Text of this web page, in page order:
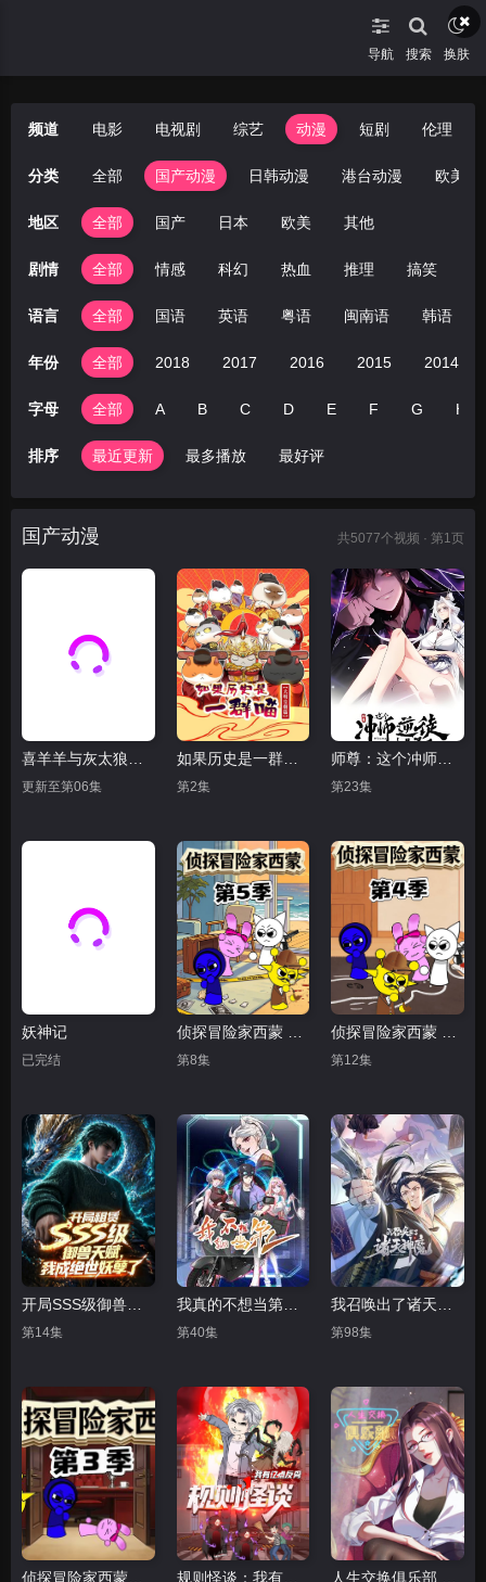
导航 搜索 换肤
频道 电影 电视剧 综艺 动漫 短剧 伦理
分类 全部 国产动漫 日韩动漫 港台动漫 欧美动
地区 全部 国产 日本 欧美 其他
剧情 全部 情感 科幻 热血 推理 搞笑
语言 全部 国语 英语 粤语 闽南语 韩语
年份 全部 2018 2017 2016 2015 2014
字母 全部 A B C D E F G H
排序 最近更新 最多播放 最好评
国产动漫 共5077个视频 · 第1页
喜羊羊与灰太狼之破界山海诀
更新至第06集
如果历史是一群喵 大明皇朝篇
第2集
师尊：这个冲师逆徒才不是圣子 动态漫画
第23集
妖神记
已完结 第8集 第12集
开局SSS级御兽天赋，我成绝世妖孽动态漫画
第14集
我真的不想当第一 第二季
第40集
我召唤出了诸天神魔 动态漫画 第一季
第98集
规则怪谈：我有亿点反骨